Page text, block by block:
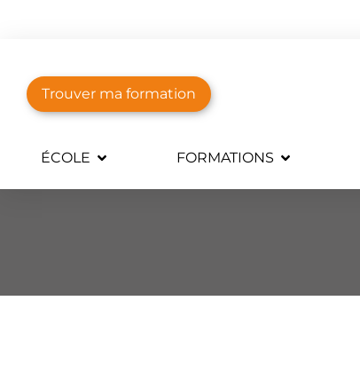
Trouver ma formation
ÉCOLE FORMATIONS